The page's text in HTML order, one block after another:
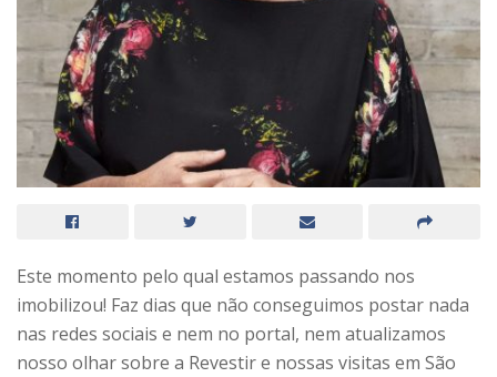
Este momento pelo qual estamos passando nos
imobilizou! Faz dias que não conseguimos postar nada
nas redes sociais e nem no portal, nem atualizamos
nosso olhar sobre a Revestir e nossas visitas em São